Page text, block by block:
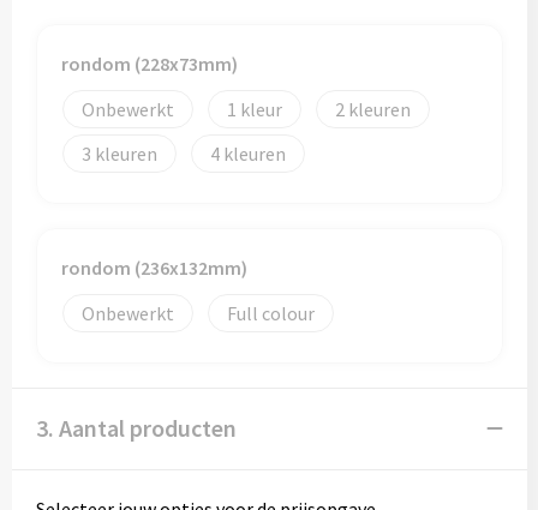
rondom (228x73mm)
Onbewerkt
1
2
3
4
rondom (236x132mm)
Onbewerkt
Full colour
3. Aantal producten